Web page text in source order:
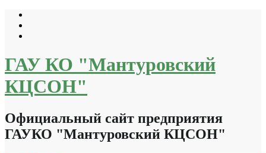
Перейти
содержимому
ГАУ КО "Мантуровский
КЦСОН"
Официальный сайт предприятия
ГАУКО "Мантуровский КЦСОН"